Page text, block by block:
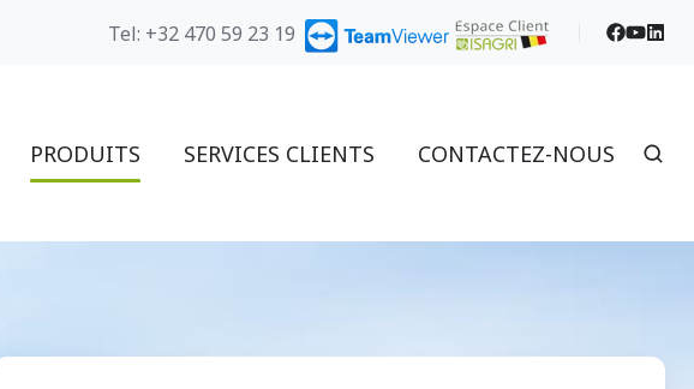
Tel: +32 470 59 23 19
PRODUITS SERVICES CLIENTS CONTACTEZ-NOUS